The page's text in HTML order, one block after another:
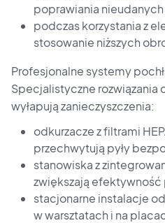
poprawiania nieudanych
podczas korzystania z
stosowanie niższych
Profesjonalne systemy
Specjalistyczne rozwiązania
wyłapują zanieczyszczenia:
odkurzacze z filtrami
przechwytują pyły
stanowiska z
zwiększają efektywność
stacjonarne instalacje
w warsztatach i na